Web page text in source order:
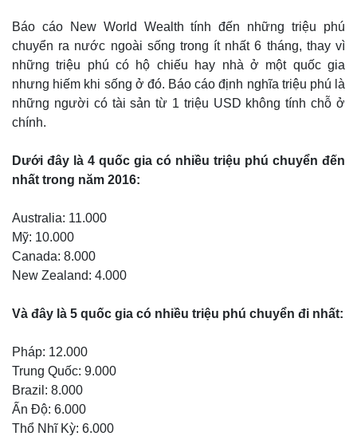
Cuộc sống đó đây
Hồ sơ
Ảnh
E-Magazine
Infographic
Báo cáo New World Wealth tính đến những triệu phú
chuyển ra nước ngoài sống trong ít nhất 6 tháng, thay vì
những triệu phú có hộ chiếu hay nhà ở một quốc gia
nhưng hiếm khi sống ở đó. Báo cáo định nghĩa triệu phú là
những người có tài sản từ 1 triệu USD không tính chỗ ở
chính.
Dưới đây là 4 quốc gia có nhiều triệu phú chuyển đến
nhất trong năm 2016:
Australia: 11.000
Mỹ: 10.000
Canada: 8.000
New Zealand: 4.000
Và đây là 5 quốc gia có nhiều triệu phú chuyển đi nhất:
Pháp: 12.000
Trung Quốc: 9.000
Brazil: 8.000
Ấn Độ: 6.000
Thổ Nhĩ Kỳ: 6.000